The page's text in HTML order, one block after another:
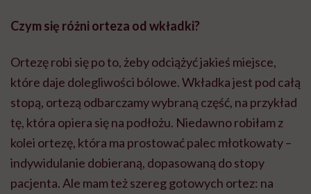
Czym się różni orteza od wkładki?
Ortezę robi się po to, żeby odciążyć jakieś miejsce,
które daje dolegliwości bólowe. Wkładka jest pod całą
stopą, ortezą odbarczamy wybraną część, na przykład
tę, która opiera się na podłożu. Niedawno robiłam z
kolei ortezę, która ma prostować palec młotkowaty –
indywidulanie dobieraną, dopasowaną do stopy
pacjenta. Ale mam też szereg gotowych ortez: na